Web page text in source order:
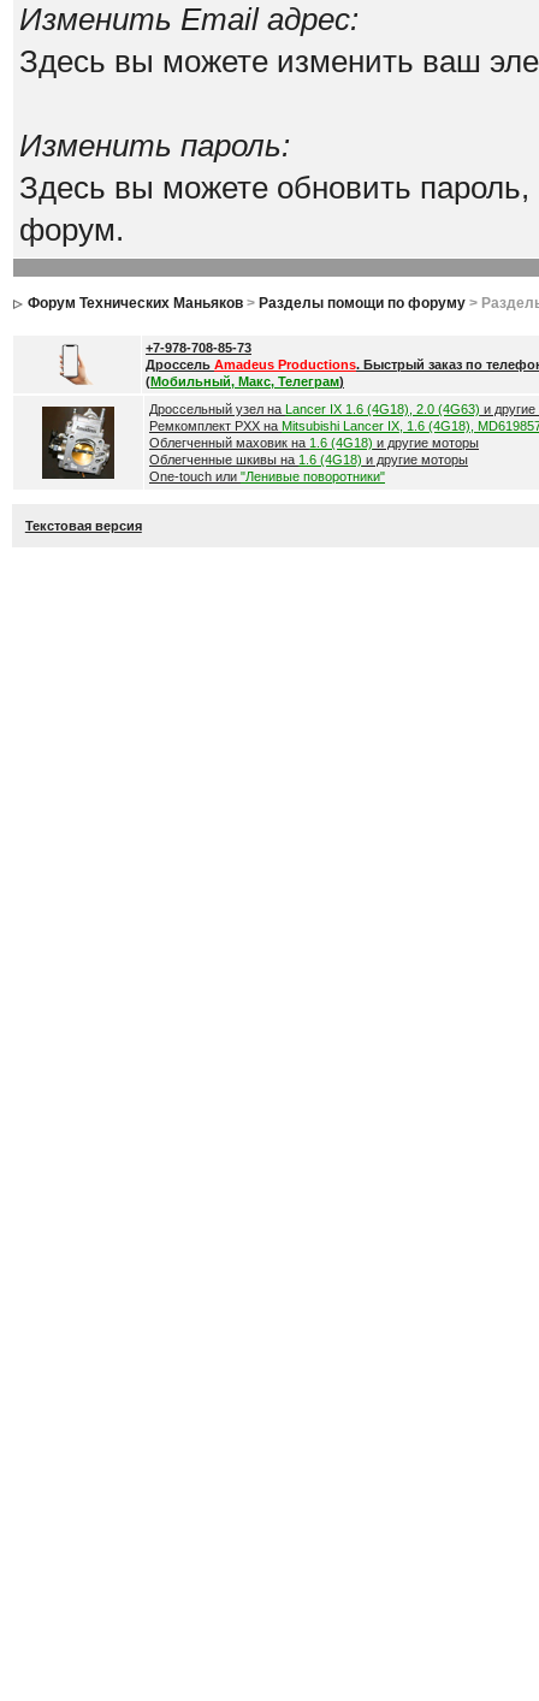
Изменить Email адрес:
Здесь вы можете изменить ваш
Изменить пароль:
Здесь вы можете обновить
форум.
Форум Технических Маньяков> Разделы помощи по форуму>
+7-978-708-85-73
Дроссель Amadeus Productions. Быстрый заказ по
(Мобильный, Макс, Телеграм)
Дроссельный узел на Lancer IX 1.6 (4G18), 2.0 (4G63) и
Ремкомплект РХХ на Mitsubishi Lancer IX, 1.6 (4G18),
Облегченный маховик на 1.6 (4G18) и другие моторы
Облегченные шкивы на 1.6 (4G18) и другие моторы
One-touch или "Ленивые поворотники"
Текстовая версия